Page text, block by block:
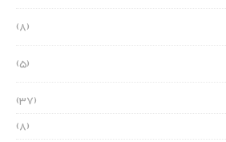
(8)
(5)
(37)
(8)